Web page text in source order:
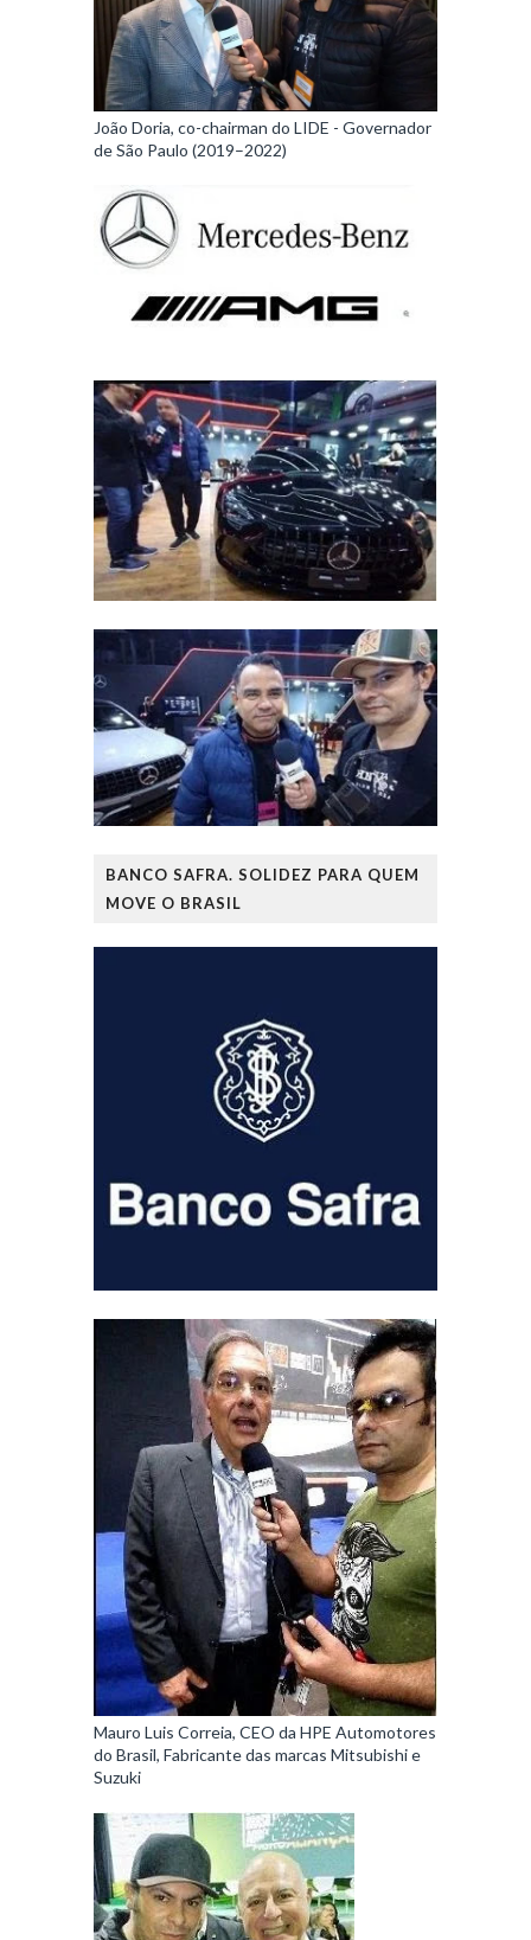
João Doria, co-chairman do LIDE - Governador
de São Paulo (2019–2022)
BANCO SAFRA. SOLIDEZ PARA QUEM
MOVE O BRASIL
Mauro Luis Correia, CEO da HPE Automotores
do Brasil, Fabricante das marcas Mitsubishi e
Suzuki